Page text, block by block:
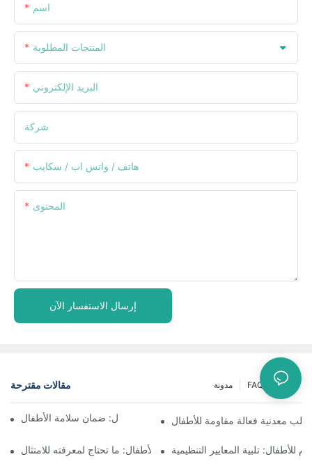
اسم
المنتجات المطلوبة
البريد الإلكتروني
شركة
هاتف / واتس اب / سكايب
المحتوى
إرسال الاستفسار الآن
مقالات مقترحة أخبار FAQ مدونة
فهم التغليف المقاوم للأطفال: ضمان سلامة الأطفالمعدنية فعالة مقاومة للأطفال
زجاجات مقاومة للأطفال: ما تحتاج لمعرفته للامتثالللأطفال: تلبية المعايير التنظيمية